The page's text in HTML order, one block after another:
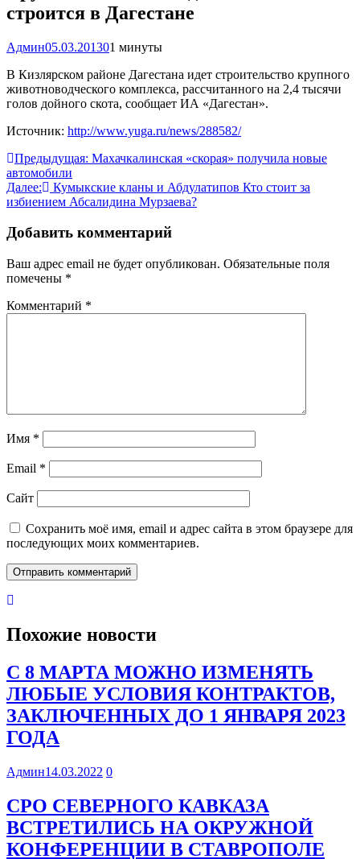
строится в Дагестане
Админ05.03.201301 минуты
В Кизлярском районе Дагестана идет строительство крупного
животноводческого комплекса, рассчитанного на 2,4 тысячи
голов дойного скота, сообщает ИА «Дагестан».
Источник: http://www.yuga.ru/news/288582/
Навигация
по
записям
Предыдущая: Махачкалинская «скорая» получила новые
автомобили
Далее:
Кумыкские кланы и Абдулатипов Кто стоит за
избиением Абсалидина Мурзаева?
Добавить комментарий
Ваш адрес email не будет опубликован. Обязательные поля
помечены *
Комментарий *
Имя *
Email *
Сайт
Сохранить моё имя, email и адрес сайта в этом браузере для
последующих моих комментариев.
Похожие новости
С 8 МАРТА МОЖНО ИЗМЕНЯТЬ
ЛЮБЫЕ УСЛОВИЯ КОНТРАКТОВ,
ЗАКЛЮЧЕННЫХ ДО 1 ЯНВАРЯ 2023
ГОДА
Админ14.03.2022 0
СРО СЕВЕРНОГО КАВКАЗА
ВСТРЕТИЛИСЬ НА ОКРУЖНОЙ
КОНФЕРЕНЦИИ В СТАВРОПОЛЕ